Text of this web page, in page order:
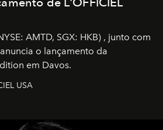
AMTD, SGX: HKB) , junto com
anuncia o lançamento da
em Davos.
USA